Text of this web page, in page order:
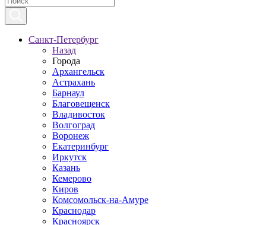
Санкт-Петербург
Назад
Города
Архангельск
Астрахань
Барнаул
Благовещенск
Владивосток
Волгоград
Воронеж
Екатеринбург
Иркутск
Казань
Кемерово
Киров
Комсомольск-на-Амуре
Краснодар
Красноярск